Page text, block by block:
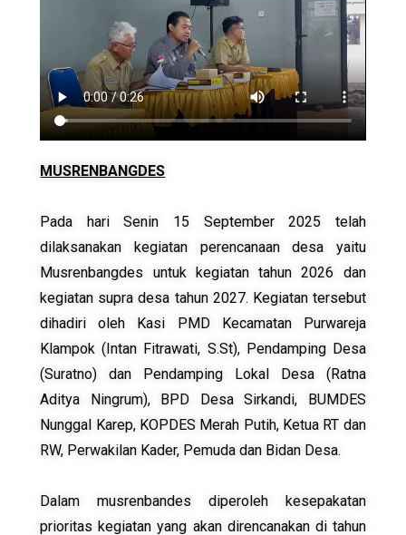
MUSRENBANGDES
Pada hari Senin 15 September 2025 telah
dilaksanakan kegiatan perencanaan desa yaitu
Musrenbangdes untuk kegiatan tahun 2026 dan
kegiatan supra desa tahun 2027. Kegiatan tersebut
dihadiri oleh Kasi PMD Kecamatan Purwareja
Klampok (Intan Fitrawati, S.St), Pendamping Desa
(Suratno) dan Pendamping Lokal Desa (Ratna
Aditya Ningrum), BPD Desa Sirkandi, BUMDES
Nunggal Karep, KOPDES Merah Putih, Ketua RT dan
RW, Perwakilan Kader, Pemuda dan Bidan Desa.
Dalam musrenbandes diperoleh kesepakatan
prioritas kegiatan yang akan direncanakan di tahun